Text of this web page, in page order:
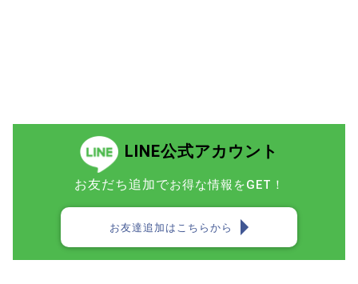
LINE公式アカウント
お友だち追加でお得な情報をGET！
お友達追加はこちらから